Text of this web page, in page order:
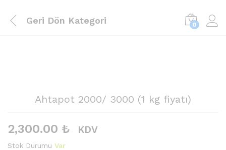
Geri Dön Kategori 0
Ahtapot 2000/ 3000 (1 kg fiyatı)
2,300.00 ₺ KDV
Stok Durumu Var